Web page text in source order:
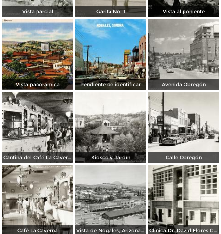
Vista parcial Garita No. 1 Vista al poniente
Vista panorámica Pendiente de identificar Avenida Obregón
Cantina del Café La Caverna Kiosco y Jardín Calle Obregón
Café La Caverna Vista de Nogales, Arizona, desde Nogales, Sonora Clínica Dr. David Flores Guerra